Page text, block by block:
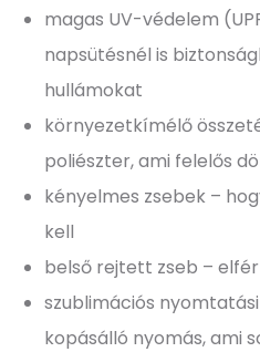
magas UV-védelem
napsütésnél is
hullámokat
környezetkímélő
poliészter, ami felelős
kényelmes zsebek –
kell
belső rejtett zseb –
szublimációs
kopásálló nyomás, ami